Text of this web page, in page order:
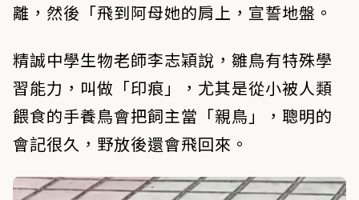
離，然後「飛到阿母她的肩上，宣誓地盤。
精誠中學生物老師李志穎說，雛鳥有特殊學
習能力，叫做「印痕」，尤其是從小被人類
餵食的手養鳥會把飼主當「親鳥」，聰明的
會記很久，野放後還會飛回來。